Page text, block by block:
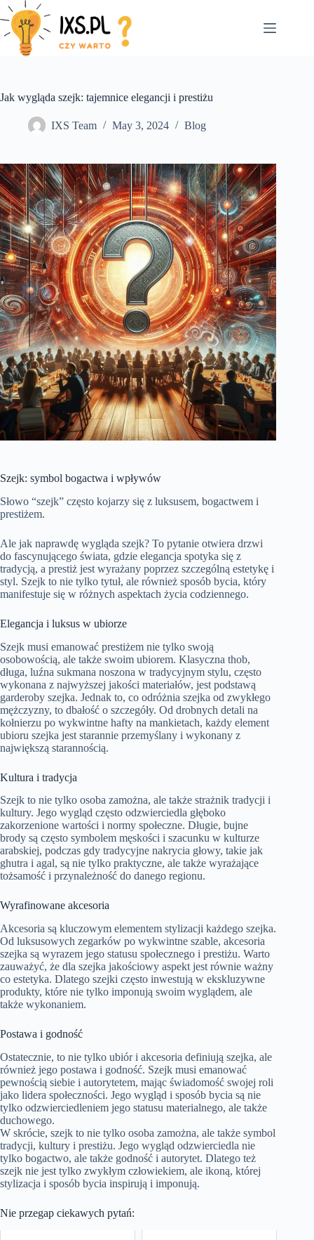
Skip
to
content
Jak wygląda szejk: tajemnice elegancji i prestiżu
IXS Team May 3, 2024 Blog
Szejk: symbol bogactwa i wpływów
Słowo “szejk” często kojarzy się z luksusem, bogactwem i
prestiżem.
Ale jak naprawdę wygląda szejk? To pytanie otwiera drzwi
do fascynującego świata, gdzie elegancja spotyka się z
tradycją, a prestiż jest wyrażany poprzez szczególną estetykę i
styl. Szejk to nie tylko tytuł, ale również sposób bycia, który
manifestuje się w różnych aspektach życia codziennego.
Elegancja i luksus w ubiorze
Szejk musi emanować prestiżem nie tylko swoją
osobowością, ale także swoim ubiorem. Klasyczna thob,
długa, luźna sukmana noszona w tradycyjnym stylu, często
wykonana z najwyższej jakości materiałów, jest podstawą
garderoby szejka. Jednak to, co odróżnia szejka od zwykłego
mężczyzny, to dbałość o szczegóły. Od drobnych detali na
kołnierzu po wykwintne hafty na mankietach, każdy element
ubioru szejka jest starannie przemyślany i wykonany z
największą starannością.
Kultura i tradycja
Szejk to nie tylko osoba zamożna, ale także strażnik tradycji i
kultury. Jego wygląd często odzwierciedla głęboko
zakorzenione wartości i normy społeczne. Długie, bujne
brody są często symbolem męskości i szacunku w kulturze
arabskiej, podczas gdy tradycyjne nakrycia głowy, takie jak
ghutra i agal, są nie tylko praktyczne, ale także wyrażające
tożsamość i przynależność do danego regionu.
Wyrafinowane akcesoria
Akcesoria są kluczowym elementem stylizacji każdego szejka.
Od luksusowych zegarków po wykwintne szable, akcesoria
szejka są wyrazem jego statusu społecznego i prestiżu. Warto
zauważyć, że dla szejka jakościowy aspekt jest równie ważny
co estetyka. Dlatego szejki często inwestują w ekskluzywne
produkty, które nie tylko imponują swoim wyglądem, ale
także wykonaniem.
Postawa i godność
Ostatecznie, to nie tylko ubiór i akcesoria definiują szejka, ale
również jego postawa i godność. Szejk musi emanować
pewnością siebie i autorytetem, mając świadomość swojej roli
jako lidera społeczności. Jego wygląd i sposób bycia są nie
tylko odzwierciedleniem jego statusu materialnego, ale także
duchowego.
W skrócie, szejk to nie tylko osoba zamożna, ale także symbol
tradycji, kultury i prestiżu. Jego wygląd odzwierciedla nie
tylko bogactwo, ale także godność i autorytet. Dlatego też
szejk nie jest tylko zwykłym człowiekiem, ale ikoną, której
stylizacja i sposób bycia inspirują i imponują.
Nie przegap ciekawych pytań: